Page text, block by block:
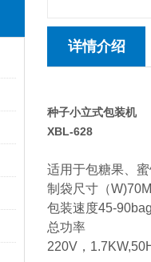
详情介绍
种子小立式包装机
XBL-628
适用于包糖果、
制袋尺寸（
包装速度45-
总功率
220V，